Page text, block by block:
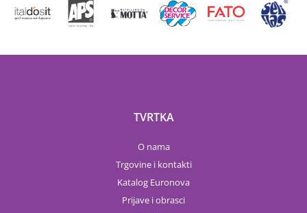
TVRTKA
O nama
Trgovine i kontakti
Katalog Euronova
Prijave i obrasci